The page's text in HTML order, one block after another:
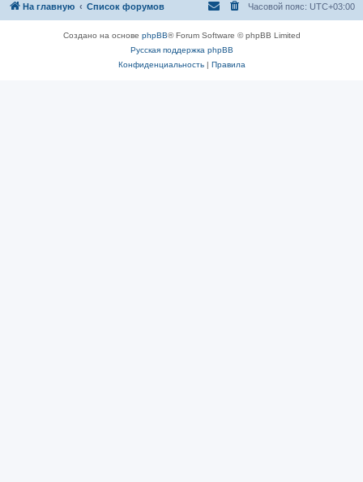
На главную Список форумов Часовой пояс: UTC+03:00
Создано на основе phpBB® Forum Software © phpBB Limited
Русская поддержка phpBB
Конфиденциальность| Правила